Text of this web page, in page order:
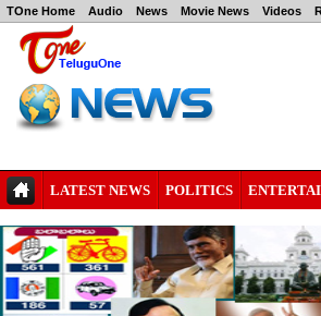
TOne Home Audio News Movie News Videos
LATEST NEWS POLITICS